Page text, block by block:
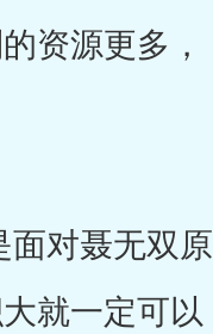
资源更多，
对聂无双原
就一定可以